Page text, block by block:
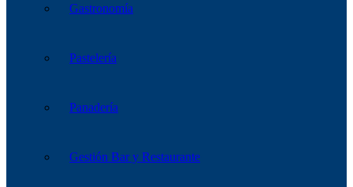
Gastronomía
Pastelería
Panadería
Gestión Bar y Restaurante